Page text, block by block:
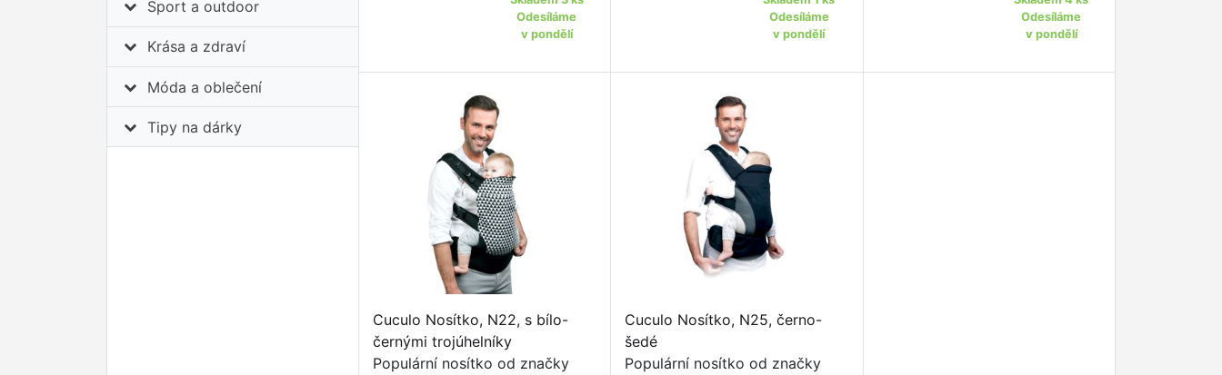
Sport a outdoor
Krása a zdraví
Móda a oblečení
Tipy na dárky
Odesíláme
v pondělí
Odesíláme
v pondělí
Odesíláme
v pondělí
Cuculo Nosítko, N22, s bílo-
černými trojúhelníky
Populární nosítko od značky
Cuculo Nosítko, N25, černo-
šedé
Populární nosítko od značky